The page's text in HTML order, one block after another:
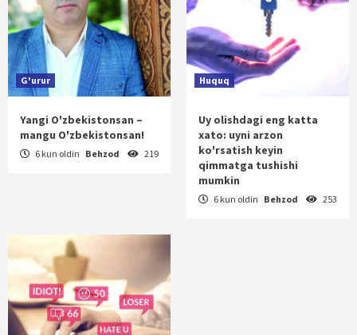
G'urur
Yangi O'zbekistonsan –
mangu O'zbekistonsan!
6 kun oldin Behzod 219
Huquq
Uy olishdagi eng katta
xato: uyni arzon
ko'rsatish keyin
qimmatga tushishi
mumkin
6 kun oldin Behzod 253